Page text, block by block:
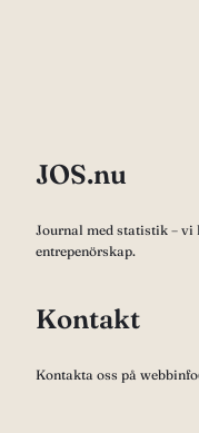
JOS.nu
Journal med statistik –
entrepenörskap.
Kontakt
Kontakta oss på